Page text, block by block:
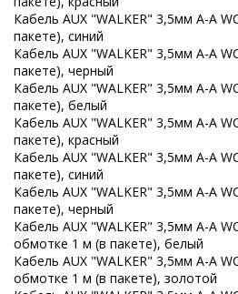
Кабель AUX "WALKER" 3,5мм A-A
пакете), синий
Кабель AUX "WALKER" 3,5мм A-A
пакете), черный
Кабель AUX "WALKER" 3,5мм A-A
пакете), белый
Кабель AUX "WALKER" 3,5мм A-A
пакете), красный
Кабель AUX "WALKER" 3,5мм A-A
пакете), синий
Кабель AUX "WALKER" 3,5мм A-A
пакете), черный
Кабель AUX "WALKER" 3,5мм A-A
обмотке 1 м (в пакете), белый
Кабель AUX "WALKER" 3,5мм A-A
обмотке 1 м (в пакете), золотой